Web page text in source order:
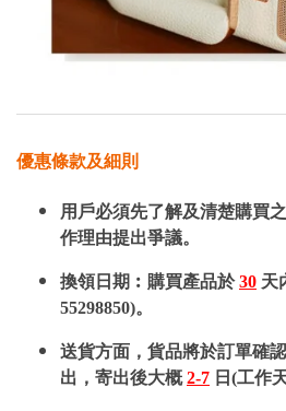
優惠條款及細則
用戶必須先了解及清楚購買
作理由提出爭議。
換領日期︰購買產品於30 天
55298850)。
送貨方面，貨品將於訂單確
出，寄出後大概2-7 日(工作